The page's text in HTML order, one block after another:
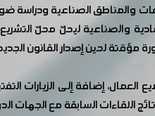
إضافة إلى الزيارات
اللقاءات السابقة مع الجهات